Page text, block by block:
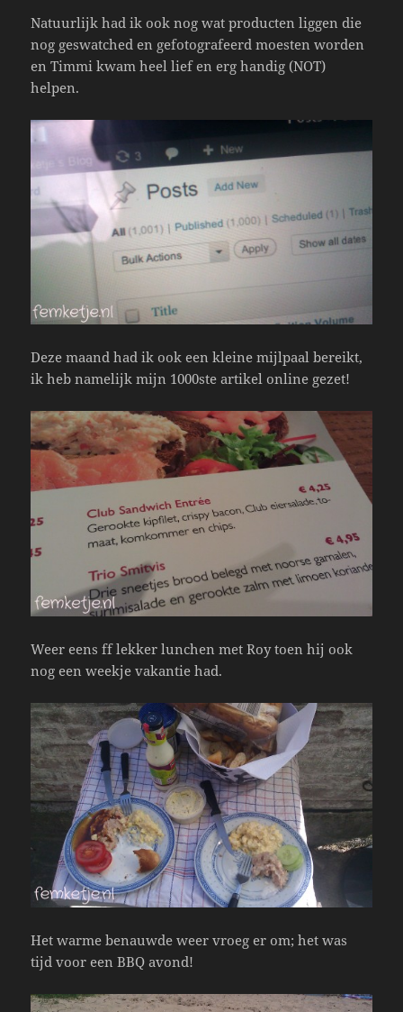
Natuurlijk had ik ook nog wat producten liggen die
nog geswatched en gefotografeerd moesten worden
en Timmi kwam heel lief en erg handig (NOT)
helpen.
Deze maand had ik ook een kleine mijlpaal bereikt,
ik heb namelijk mijn 1000ste artikel online gezet!
Weer eens ff lekker lunchen met Roy toen hij ook
nog een weekje vakantie had.
Het warme benauwde weer vroeg er om; het was
tijd voor een BBQ avond!